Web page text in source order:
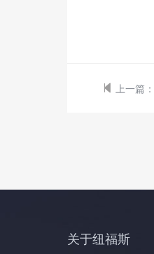
上一篇：
关于纽福斯